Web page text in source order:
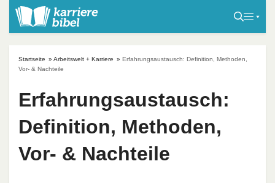
Startseite » Arbeitswelt + Karriere » Erfahrungsaustausch: Definition, Methoden,
Vor- & Nachteile
Erfahrungsaustausch:
Definition, Methoden,
Vor- & Nachteile